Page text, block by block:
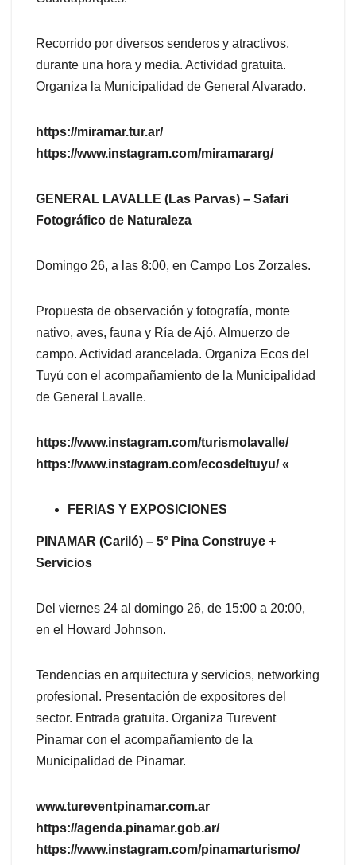
Recorrido por diversos senderos y atractivos,
durante una hora y media. Actividad gratuita.
Organiza la Municipalidad de General Alvarado.
https://miramar.tur.ar/
https://www.instagram.com/miramararg/
GENERAL LAVALLE (Las Parvas) – Safari
Fotográfico de Naturaleza
Domingo 26, a las 8:00, en Campo Los Zorzales.
Propuesta de observación y fotografía, monte
nativo, aves, fauna y Ría de Ajó. Almuerzo de
campo. Actividad arancelada. Organiza Ecos del
Tuyú con el acompañamiento de la Municipalidad
de General Lavalle.
https://www.instagram.com/turismolavalle/
https://www.instagram.com/ecosdeltuyu/ «
FERIAS Y EXPOSICIONES
PINAMAR (Cariló) – 5° Pina Construye +
Servicios
Del viernes 24 al domingo 26, de 15:00 a 20:00,
en el Howard Johnson.
Tendencias en arquitectura y servicios, networking
profesional. Presentación de expositores del
sector. Entrada gratuita. Organiza Turevent
Pinamar con el acompañamiento de la
Municipalidad de Pinamar.
www.tureventpinamar.com.ar
https://agenda.pinamar.gob.ar/
https://www.instagram.com/pinamarturismo/